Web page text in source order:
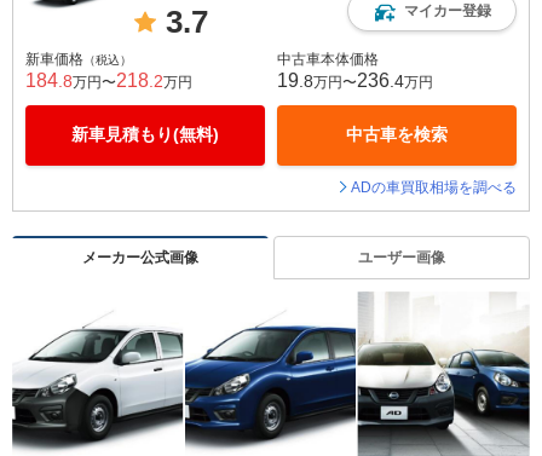
3.7 マイカー登録
新車価格 （税込）
184 .8万円〜218 .2万円
新車見積もり(無料)
中古車本体価格
19 .8万円〜236 .4万円
中古車を検索
ADの車買取相場を調べる
メーカー公式画像 ユーザー画像